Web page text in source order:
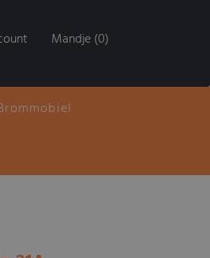
Mandje (0)